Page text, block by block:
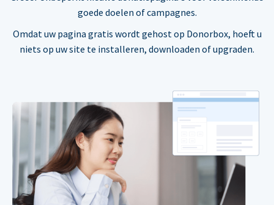
goede doelen of campagnes.
Omdat uw pagina gratis wordt gehost op Donorbox, hoeft u
niets op uw site te installeren, downloaden of upgraden.